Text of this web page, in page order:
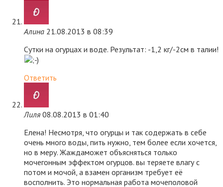
Алина 21.08.2013 в 08:39
Сутки на огурцах и воде. Результат: -1,2 кг/-2см в талии!
Ответить
Лиля 08.08.2013 в 01:40
Елена! Несмотря, что огурцы и так содержать в себе
очень много воды, пить нужно, тем более если хочется,
но в меру. Жаждаможет объясняться только
мочегонным эффектом огурцов. вы теряете влагу с
потом и мочой, а взамен организм требует её
восполнить. Это нормальная работа мочеполовой